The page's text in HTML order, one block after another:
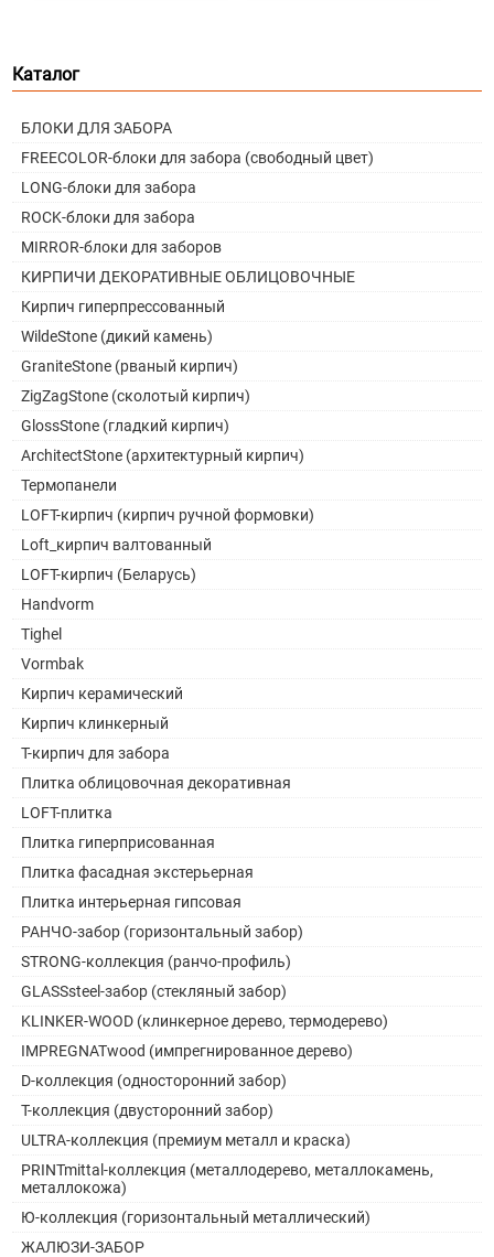
Каталог
БЛОКИ ДЛЯ ЗАБОРА
FREECOLOR-блоки для забора (свободный цвет)
LONG-блоки для забора
ROCK-блоки для забора
MIRROR-блоки для заборов
КИРПИЧИ ДЕКОРАТИВНЫЕ ОБЛИЦОВОЧНЫЕ
Кирпич гиперпрессованный
WildeStone (дикий камень)
GraniteStone (рваный кирпич)
ZigZagStone (сколотый кирпич)
GlossStone (гладкий кирпич)
ArchitectStone (архитектурный кирпич)
Термопанели
LOFT-кирпич (кирпич ручной формовки)
Loft_кирпич валтованный
LOFT-кирпич (Беларусь)
Handvorm
Tighel
Vormbak
Кирпич керамический
Кирпич клинкерный
Т-кирпич для забора
Плитка облицовочная декоративная
LOFT-плитка
Плитка гиперприсованная
Плитка фасадная экстерьерная
Плитка интерьерная гипсовая
РАНЧО-забор (горизонтальный забор)
STRONG-коллекция (ранчо-профиль)
GLASSsteel-забор (стекляный забор)
KLINKER-WOOD (клинкерное дерево, термодерево)
IMPREGNATwood (импрегнированное дерево)
D-коллекция (односторонний забор)
Т-коллекция (двусторонний забор)
ULTRA-коллекция (премиум металл и краска)
PRINTmittal-коллекция (металлодерево, металлокамень,
металлокожа)
Ю-коллекция (горизонтальный металлический)
ЖАЛЮЗИ-ЗАБОР